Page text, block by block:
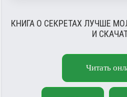
КНИГА О СЕКРЕТАХ ЛУЧШЕ
И
Читать